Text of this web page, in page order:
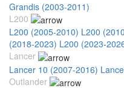
Grandis (2003-2011)
L200
L200 (2005-2010) L200
(2018-2023) L200 (2023-
Lancer
Lancer 10 (2007-2016)
Outlander